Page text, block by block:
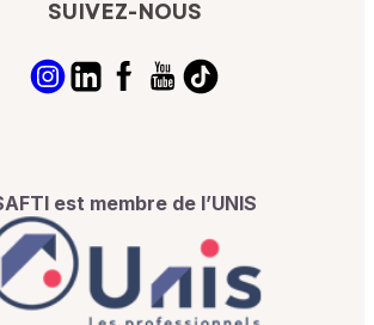
SUIVEZ-NOUS
est membre de l’UNIS